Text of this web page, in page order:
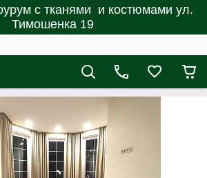
с тканями и костюмами ул.
Тимошенка 19